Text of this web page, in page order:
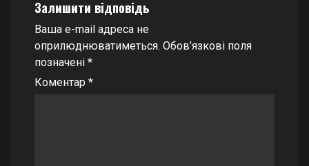
Залишити відповідь
Ваша e-mail адреса не
оприлюднюватиметься. Обов’язкові поля
позначені *
Коментар *